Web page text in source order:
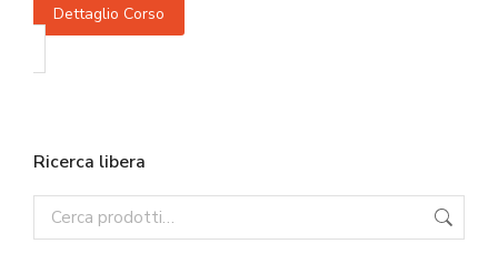
Dettaglio Corso
Ricerca libera